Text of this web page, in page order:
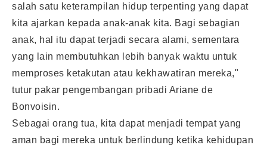
salah satu keterampilan hidup terpenting yang dapat
kita ajarkan kepada anak-anak kita. Bagi sebagian
anak, hal itu dapat terjadi secara alami, sementara
yang lain membutuhkan lebih banyak waktu untuk
memproses ketakutan atau kekhawatiran mereka,"
tutur pakar pengembangan pribadi Ariane de
Bonvoisin.
Sebagai orang tua, kita dapat menjadi tempat yang
aman bagi mereka untuk berlindung ketika kehidupan